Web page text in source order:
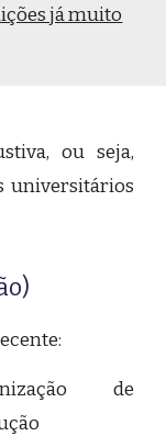
já muito
ou seja,
universitários
de